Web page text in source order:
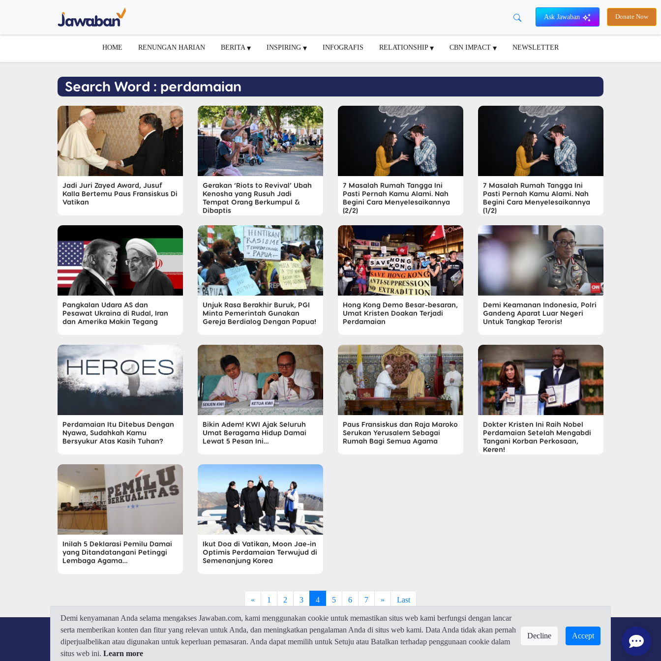
Ask Jawaban Donate Now
HOME RENUNGAN HARIAN BERITA INSPIRING INFOGRAFIS RELATIONSHIP CBN IMPACT NEWSLETTER
Search Word : perdamaian
Jadi Juri Zayed Award, Jusuf
Kalla Bertemu Paus Fransiskus Di
Vatikan
Gerakan ‘Riots to Revival’ Ubah
Kenosha yang Rusuh Jadi
Tempat Orang Berkumpul &
Dibaptis
7 Masalah Rumah Tangga Ini
Pasti Pernah Kamu Alami. Nah
Begini Cara Menyelesaikannya
(2/2)
7 Masalah Rumah Tangga Ini
Pasti Pernah Kamu Alami. Nah
Begini Cara Menyelesaikannya
(1/2)
Pangkalan Udara AS dan
Pesawat Ukraina di Rudal, Iran
dan Amerika Makin Tegang
Unjuk Rasa Berakhir Buruk, PGI
Minta Pemerintah Gunakan
Gereja Berdialog Dengan Papua!
Hong Kong Demo Besar-besaran,
Umat Kristen Doakan Terjadi
Perdamaian
Demi Keamanan Indonesia, Polri
Gandeng Aparat Luar Negeri
Untuk Tangkap Teroris!
Perdamaian Itu Ditebus Dengan
Nyawa, Sudahkah Kamu
Bersyukur Atas Kasih Tuhan?
Bikin Adem! KWI Ajak Seluruh
Umat Beragama Hidup Damai
Lewat 5 Pesan Ini…
Paus Fransiskus dan Raja Maroko
Serukan Yerusalem Sebagai
Rumah Bagi Semua Agama
Dokter Kristen Ini Raih Nobel
Perdamaian Setelah Mengabdi
Tangani Korban Perkosaan,
Keren!
Inilah 5 Deklarasi Pemilu Damai
yang Ditandatangani Petinggi
Lembaga Agama…
Ikut Doa di Vatikan, Moon Jae-in
Optimis Perdamaian Terwujud di
Semenanjung Korea
« 1 2 3 4 5 6 7 » Last
Demi kenyamanan Anda selama mengakses Jawaban.com, kami menggunakan cookie untuk memastikan situs web kami berfungsi dengan lancar
serta memberikan konten dan fitur yang relevan untuk Anda, dan meningkatkan pengalaman Anda di situs web kami. Data Anda tidak akan pernah
diperjualbelikan atau digunakan untuk keperluan pemasaran. Anda dapat memilih untuk Setuju atau Batalkan terhadap penggunaan cookie dalam
situs web ini. Learn more
Decline Accept
© 2026 Jawaban.com -Privacy Policy